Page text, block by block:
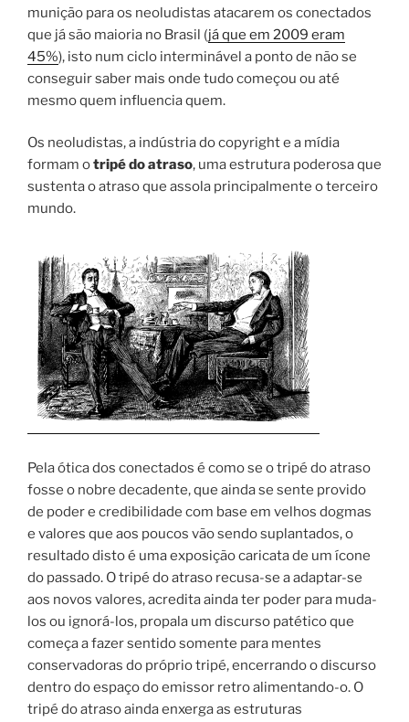
munição para os neoludistas atacarem os conectados
que já são maioria no Brasil (já que em 2009 eram
45%), isto num ciclo interminável a ponto de não se
conseguir saber mais onde tudo começou ou até
mesmo quem influencia quem.
Os neoludistas, a indústria do copyright e a mídia
formam otripé do atraso, uma estrutura poderosa que
sustenta o atraso que assola principalmente o terceiro
mundo.
Pela ótica dos conectados é como se o tripé do atraso
fosse o nobre decadente, que ainda se sente provido
de poder e credibilidade com base em velhos dogmas
e valores que aos poucos vão sendo suplantados, o
resultado disto é uma exposição caricata de um ícone
do passado. O tripé do atraso recusa-se a adaptar-se
aos novos valores, acredita ainda ter poder para muda-
los ou ignorá-los, propala um discurso patético que
começa a fazer sentido somente para mentes
conservadoras do próprio tripé, encerrando o discurso
dentro do espaço do emissor retro alimentando-o. O
tripé do atraso ainda enxerga as estruturas